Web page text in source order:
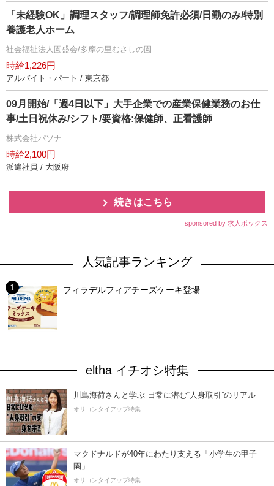
「未経験OK」調理スタッフ/調理師免許必須/日勤のみ/特別
養護老人ホーム
社会福祉法人園盛会/多摩の里むさしの園
時給1,226円
アルバイト・パート / 東京都
09月開始/「週4日以下」大手企業での産業保健業務のお仕
事/土日祝休み/シフト/要資格:保健師、正看護師
株式会社パソナ
時給2,100円
派遣社員 / 大阪府
続きはこちら
sponsored by 求人ボックス
人気記事ランキング
フィラデルフィアチーズケーキ登場
eltha イチオシ特集
川島海荷さんと学ぶ 日常に潜む“人身取引”のリアル
オリコンタイアップ特集
マクドナルドが40年にわたり支える「小学生の甲子
園」
オリコンタイアップ特集